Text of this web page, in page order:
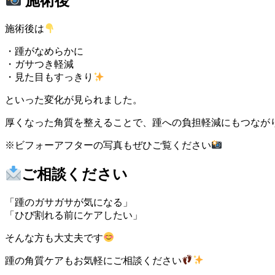
施術後は
・踵がなめらかに
・ガサつき軽減
・見た目もすっきり
といった変化が見られました。
厚くなった角質を整えることで、踵への負担軽減にもつなが
※ビフォーアフターの写真もぜひご覧ください
ご相談ください
「踵のガサガサが気になる」
「ひび割れる前にケアしたい」
そんな方も大丈夫です
踵の角質ケアもお気軽にご相談ください